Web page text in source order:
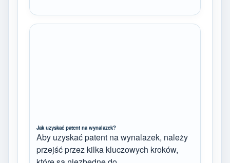
Jak uzyskać patent na wynalazek?
Aby uzyskać patent na wynalazek, należy
przejść przez kilka kluczowych kroków,